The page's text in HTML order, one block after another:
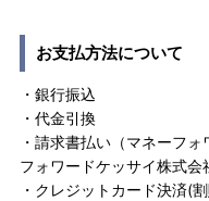
お支払方法について
・銀行振込
・代金引換
・請求書払い（マネーフ
フォワードケッサイ株式会
・クレジットカード決済(